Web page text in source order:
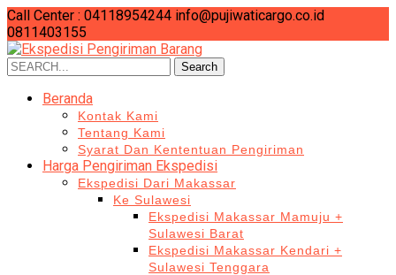
Call Center : 04118954244 info@pujiwaticargo.co.id
0811403155
Search
for:
Search
Beranda
Kontak Kami
Tentang Kami
Syarat Dan Kententuan Pengiriman
Harga Pengiriman Ekspedisi
Ekspedisi Dari Makassar
Ke Sulawesi
Ekspedisi Makassar Mamuju +
Sulawesi Barat
Ekspedisi Makassar Kendari +
Sulawesi Tenggara